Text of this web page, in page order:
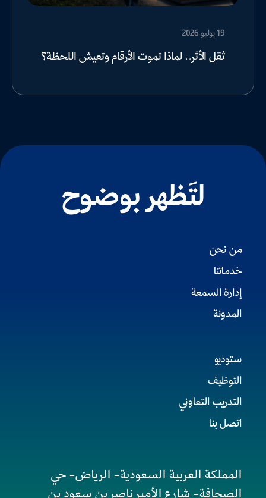
19 يوليو 2026
ثقل الأثر.. لماذا تموت الأرقام وتعيش اللحظة؟
لتَظهر بوضوح
من نحن
خدماتنا
إدارة السمعة
المدونة
ستوديو
التوظيف
التدريب التعاوني
اتصل بنا
المملكة العربية السعودية- الرياض- حي